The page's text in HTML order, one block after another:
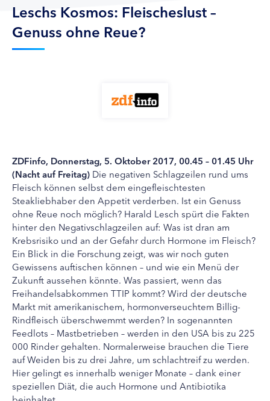
Leschs Kosmos: Fleischeslust –
Genuss ohne Reue?
ZDFinfo, Donnerstag, 5. Oktober 2017, 00.45 – 01.45 Uhr
(Nacht auf Freitag) Die negativen Schlagzeilen rund ums
Fleisch können selbst dem eingefleischtesten
Steakliebhaber den Appetit verderben. Ist ein Genuss
ohne Reue noch möglich? Harald Lesch spürt die Fakten
hinter den Negativschlagzeilen auf: Was ist dran am
Krebsrisiko und an der Gefahr durch Hormone im Fleisch?
Ein Blick in die Forschung zeigt, was wir noch guten
Gewissens auftischen können – und wie ein Menü der
Zukunft aussehen könnte. Was passiert, wenn das
Freihandelsabkommen TTIP kommt? Wird der deutsche
Markt mit amerikanischem, hormonverseuchtem Billig-
Rindfleisch überschwemmt werden? In sogenannten
Feedlots – Mastbetrieben – werden in den USA bis zu 225
000 Rinder gehalten. Normalerweise brauchen die Tiere
auf Weiden bis zu drei Jahre, um schlachtreif zu werden.
Hier gelingt es innerhalb weniger Monate – dank einer
speziellen Diät, die auch Hormone und Antibiotika